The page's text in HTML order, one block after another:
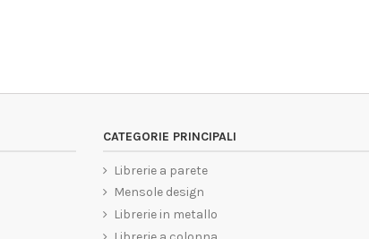
CATEGORIE PRINCIPALI
Librerie a parete
Mensole design
Librerie in metallo